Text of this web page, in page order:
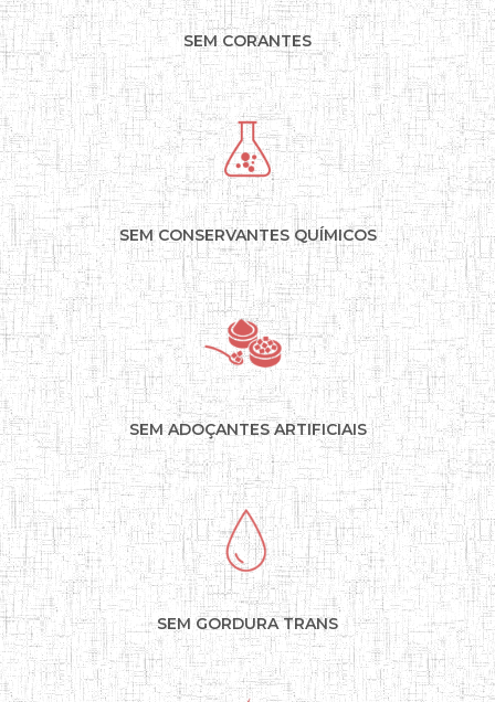
SEM CORANTES
SEM CONSERVANTES QUÍMICOS
SEM ADOÇANTES ARTIFICIAIS
SEM GORDURA TRANS